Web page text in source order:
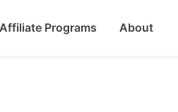
Affiliate Programs About